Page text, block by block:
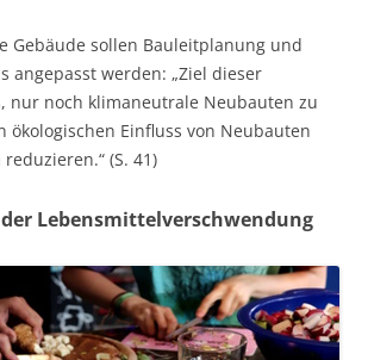
Gebäude sollen Bauleitplanung und
angepasst werden: „Ziel dieser
nur noch klimaneutrale Neubauten zu
ökologischen Einfluss von Neubauten
(S. 41)
Lebensmittelverschwendung